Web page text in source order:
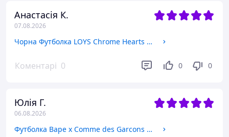
Анастасія К.
07.08.2026
Чорна Футболка LOYS Chrome Hearts Logo унісекс Хром Хартс XS
Коментарі 0 0 0
Юлія Г.
06.08.2026
Футболка Bape x Comme des Garcons Топ L